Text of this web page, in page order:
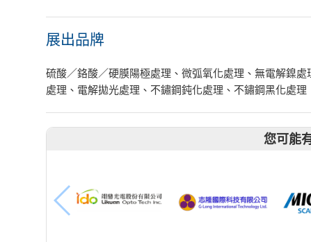
展出品牌
硫酸／鉻酸／硬膜陽極處理、微弧氧化處理、無電解鎳
處理、電解拋光處理、不鏽鋼鈍化處理、不鏽鋼黑化處理
您可能